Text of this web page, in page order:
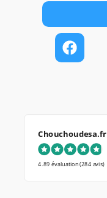
Chouchoudesa.fr
4.89 évaluation(284 avis)